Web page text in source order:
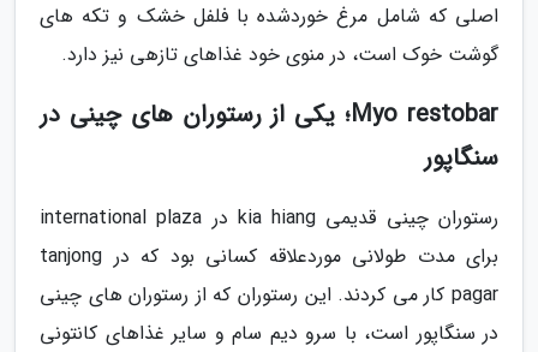
اصلی که شامل مرغ خوردشده با فلفل خشک و تکه های
گوشت خوک است، در منوی خود غذاهای تازهی نیز دارد.
Myo restobar؛ یکی از رستوران های چینی در
سنگاپور
رستوران چینی قدیمی kia hiang در international plaza
برای مدت طولانی موردعلاقه کسانی بود که در tanjong
pagar کار می کردند. این رستوران که از رستوران های چینی
در سنگاپور است، با سرو دیم سام و سایر غذاهای کانتونی